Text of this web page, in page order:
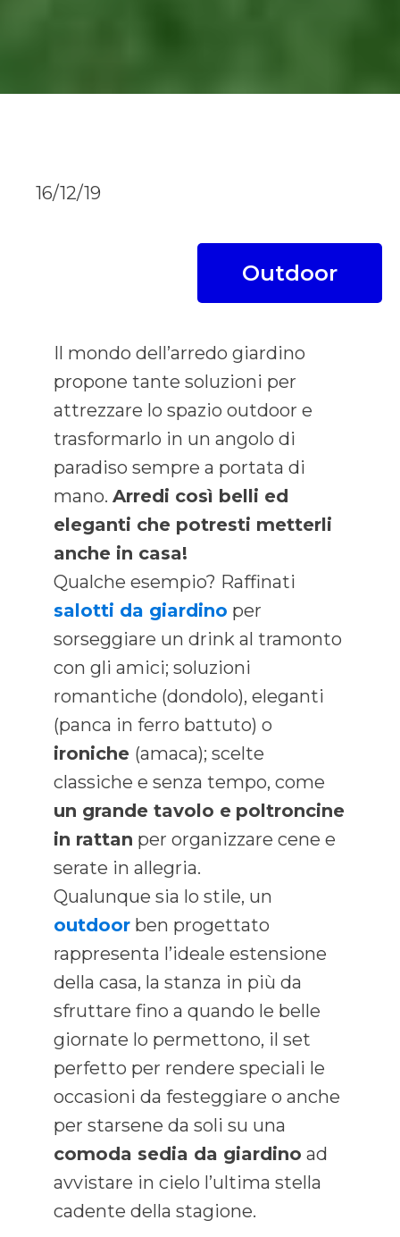
16/12/19
Outdoor
Il mondo dell’arredo giardino
propone tante soluzioni per
attrezzare lo spazio outdoor e
trasformarlo in un angolo di
paradiso sempre a portata di
mano. Arredi così belli ed
eleganti che potresti metterli
anche in casa!
Qualche esempio? Raffinati
salotti da giardino per
sorseggiare un drink al tramonto
con gli amici; soluzioni
romantiche (dondolo), eleganti
(panca in ferro battuto) o
ironiche (amaca); scelte
classiche e senza tempo, come
un grande tavolo e poltroncine
in rattan per organizzare cene e
serate in allegria.
Qualunque sia lo stile, un
outdoor ben progettato
rappresenta l’ideale estensione
della casa, la stanza in più da
sfruttare fino a quando le belle
giornate lo permettono, il set
perfetto per rendere speciali le
occasioni da festeggiare o anche
per starsene da soli su una
comoda sedia da giardino ad
avvistare in cielo l’ultima stella
cadente della stagione.